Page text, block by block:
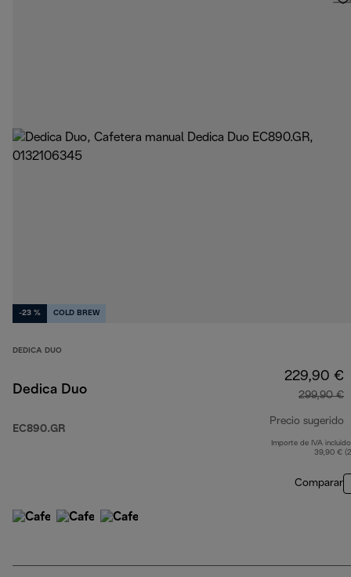
-23 % COLD BREW
DEDICA DUO
Dedica Duo
EC890.GR
229,90 €
299,90 €
Precio sugerido
Importe de IVA
39,90 €
Comparar